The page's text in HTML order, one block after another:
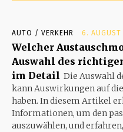
AUTO / VERKEHR 6. AUGUST
Welcher
Auswahl des
im Detail Die Auswahl
kann Auswirkungen auf
haben. In diesem Artikel
Informationen, um den
auszuwählen, und